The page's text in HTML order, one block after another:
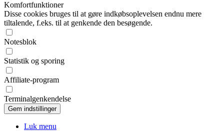
Komfortfunktioner
Disse cookies bruges til at gøre indkøbsoplevelsen endnu mere
tiltalende, f.eks. til at genkende den besøgende.
Notesblok
Statistik og sporing
Affiliate-program
Terminalgenkendelse
Luk menu